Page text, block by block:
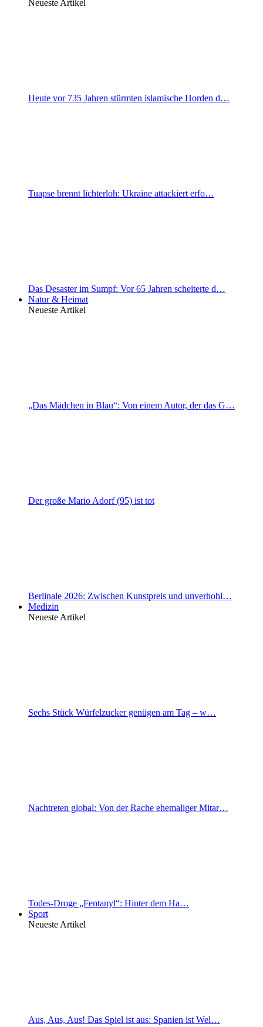
Neueste Artikel
Heute vor 735 Jahren stürmten islamische Horden d…
Tuapse brennt lichterloh: Ukraine attackiert erfo…
Das Desaster im Sumpf: Vor 65 Jahren scheiterte d…
Natur & Heimat
Neueste Artikel
„Das Mädchen in Blau“: Von einem Autor, der das G…
Der große Mario Adorf (95) ist tot
Berlinale 2026: Zwischen Kunstpreis und unverhohl…
Medizin
Neueste Artikel
Sechs Stück Würfelzucker genügen am Tag – w…
Nachtreten global: Von der Rache ehemaliger Mitar…
Todes-Droge „Fentanyl“: Hinter dem Ha…
Sport
Neueste Artikel
Aus, Aus, Aus! Das Spiel ist aus: Spanien ist Wel…